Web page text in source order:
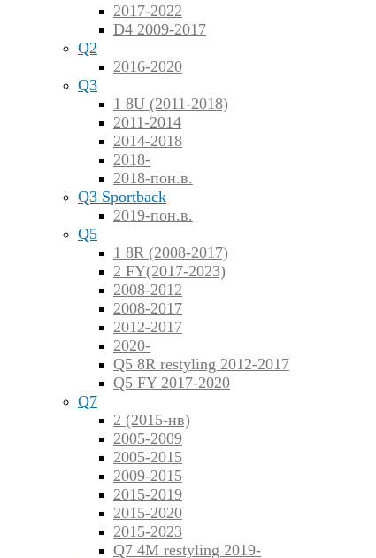
2017-2022
D4 2009-2017
Q2
2016-2020
Q3
1 8U (2011-2018)
2011-2014
2014-2018
2018-
2018-пон.в.
Q3 Sportback
2019-пон.в.
Q5
1 8R (2008-2017)
2 FY(2017-2023)
2008-2012
2008-2017
2012-2017
2020-
Q5 8R restyling 2012-2017
Q5 FY 2017-2020
Q7
2 (2015-нв)
2005-2009
2005-2015
2009-2015
2015-2019
2015-2020
2015-2023
Q7 4M restyling 2019-